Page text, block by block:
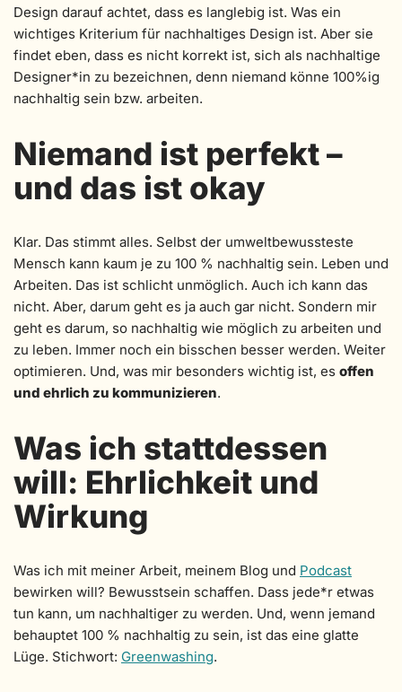
Design darauf achtet, dass es langlebig ist. Was ein
wichtiges Kriterium für nachhaltiges Design ist. Aber sie
findet eben, dass es nicht korrekt ist, sich als nachhaltige
Designer*in zu bezeichnen, denn niemand könne 100%ig
nachhaltig sein bzw. arbeiten.
Niemand ist perfekt –
und das ist okay
Klar. Das stimmt alles. Selbst der umweltbewussteste
Mensch kann kaum je zu 100 % nachhaltig sein. Leben und
Arbeiten. Das ist schlicht unmöglich. Auch ich kann das
nicht. Aber, darum geht es ja auch gar nicht. Sondern mir
geht es darum, so nachhaltig wie möglich zu arbeiten und
zu leben. Immer noch ein bisschen besser werden. Weiter
optimieren. Und, was mir besonders wichtig ist, es offen
und ehrlich zu kommunizieren.
Was ich stattdessen
will: Ehrlichkeit und
Wirkung
Was ich mit meiner Arbeit, meinem Blog und Podcast
bewirken will? Bewusstsein schaffen. Dass jede*r etwas
tun kann, um nachhaltiger zu werden. Und, wenn jemand
behauptet 100 % nachhaltig zu sein, ist das eine glatte
Lüge. Stichwort: Greenwashing.